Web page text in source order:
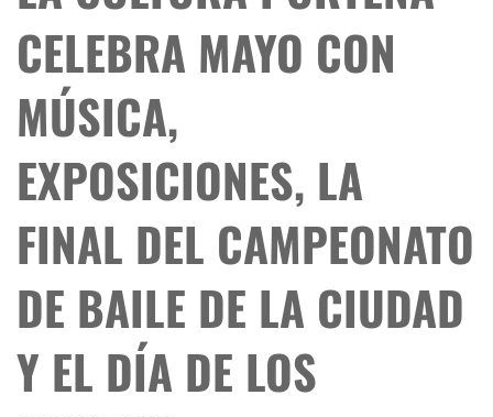
CELEBRA MAYO CON
MÚSICA,
EXPOSICIONES, LA
FINAL DEL CAMPEONATO
DE BAILE DE LA CIUDAD
Y EL DÍA DE LOS